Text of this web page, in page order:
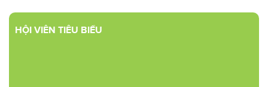
HỘI VIÊN TIÊU BIỂU